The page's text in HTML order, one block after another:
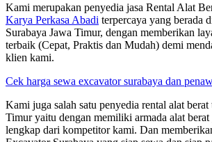
Kami merupakan penyedia jasa Rental Alat
Karya Perkasa Abadi terpercaya yang berada
Surabaya Jawa Timur, dengan memberikan
terbaik (Cepat, Praktis dan Mudah) demi
klien kami.
Cek harga sewa excavator surabaya dan
Kami juga salah satu penyedia rental alat berat
Timur yaitu dengan memiliki armada alat
lengkap dari kompetitor kami. Dan